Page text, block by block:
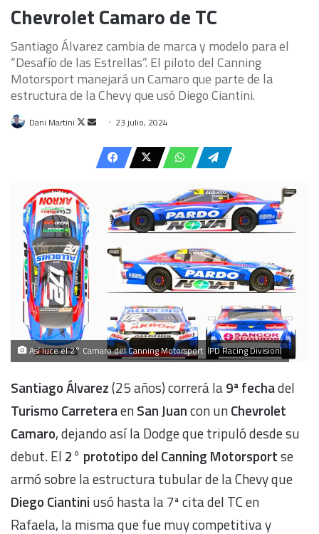
Chevrolet Camaro de TC
Santiago Álvarez cambia de marca y modelo para el
“Desafío de las Estrellas”. El piloto del Canning
Motorsport manejará un Camaro que parte de la
estructura de la Chevy que usó Diego Ciantini.
Dani Martini
Follow
Send
email
23 julio, 2024
Así luce el 2° Camaro del Canning Motorsport. (PD Racing Division)
Santiago Álvarez(25 años) correrá la9ª fechadel
Turismo CarreteraenSan Juancon unChevrolet
Camaro, dejando así la Dodge que tripuló desde su
debut. El 2° prototipo del Canning Motorsportse
armó sobre la estructura tubular de la Chevy que
Diego Ciantini usó hasta la 7ª cita del TC en
Rafaela, la misma que fue muy competitiva y